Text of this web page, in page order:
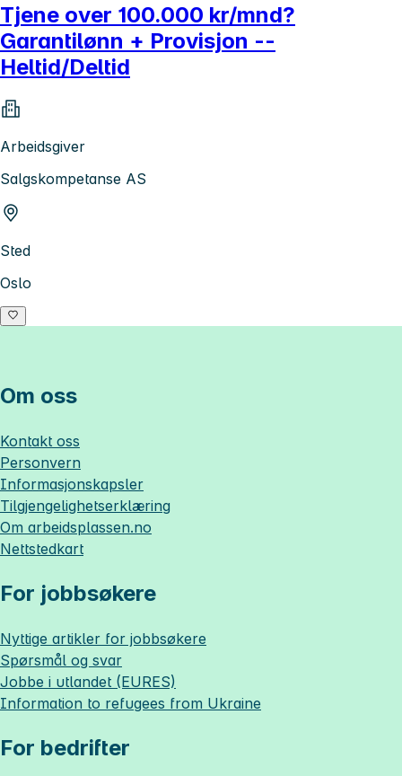
Tjene over 100.000 kr/mnd?
Garantilønn + Provisjon --
Heltid/Deltid
Arbeidsgiver
Salgskompetanse AS
Sted
Oslo
Om oss
Kontakt oss
Personvern
Informasjonskapsler
Tilgjengelighetserklæring
Om arbeidsplassen.no
Nettstedkart
For jobbsøkere
Nyttige artikler for jobbsøkere
Spørsmål og svar
Jobbe i utlandet (EURES)
Information to refugees from Ukraine
For bedrifter